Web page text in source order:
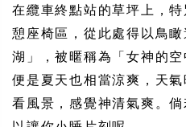
在纜車終點站的草坪上，
憩座椅區，從此處得以鳥
湖」，被暱稱為「女神的
便是夏天也相當涼爽，天
看風景，感覺神清氣爽。